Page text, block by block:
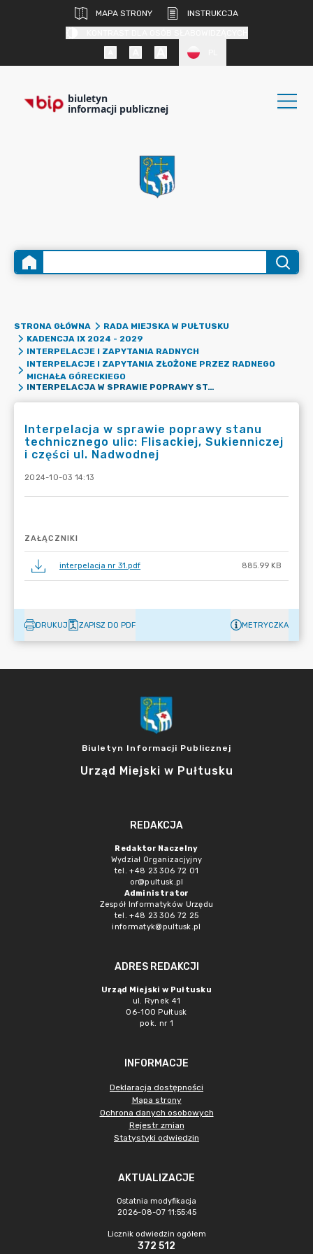
MAPA STRONY
INSTRUKCJA
biuletyn
informacji publicznej
STRONA GŁÓWNA
RADA MIEJSKA W PUŁTUSKU
KADENCJA IX 2024 - 2029
INTERPELACJE I ZAPYTANIA RADNYCH
INTERPELACJE I ZAPYTANIA ZŁOŻONE PRZEZ RADNEGO
MICHAŁA GÓRECKIEGO
INTERPELACJA W SPRAWIE POPRAWY STANU TECHNICZNEGO ULIC: FLISACKIEJ, SUKIENNICZEJ I CZĘŚCI UL. NADWODNEJ
Interpelacja w sprawie poprawy stanu
technicznego ulic: Flisackiej, Sukienniczej
i części ul. Nadwodnej
2024-10-03 14:13
ZAŁĄCZNIKI
interpelacja nr 31.pdf 885.99 KB
DRUKUJ ZAPISZ DO PDF METRYCZKA
Biuletyn Informacji Publicznej
Urząd Miejski w Pułtusku
REDAKCJA
Redaktor Naczelny
Wydział Organizacjyjny
tel. +48 23 306 72 01
or@pultusk.pl
Administrator
Zespół Informatyków Urzędu
tel. +48 23 306 72 25
informatyk@pultusk.pl
ADRES REDAKCJI
Urząd Miejski w Pułtusku
ul. Rynek 41
06-100 Pułtusk
pok. nr 1
INFORMACJE
Deklaracja dostępności
Mapa strony
Ochrona danych osobowych
Rejestr zmian
Statystyki odwiedzin
AKTUALIZACJE
Ostatnia modyfikacja
2026-08-07 11:55:45
Licznik odwiedzin ogółem
372 512